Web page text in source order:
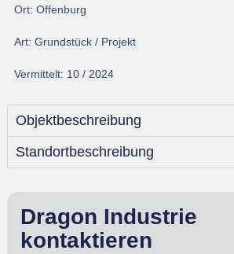
Ort: Offenburg
Art: Grundstück / Projekt
Vermittelt: 10 / 2024
Objektbeschreibung
Standortbeschreibung
Dragon Industrie
kontaktieren